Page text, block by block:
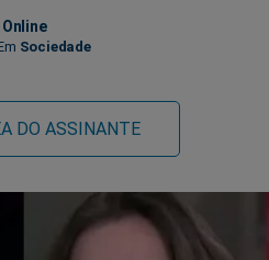
Messenger
Sociedade
DO ASSINANTE